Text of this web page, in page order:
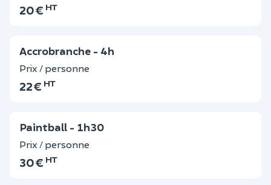
20 € HT
Accrobranche - 4h
Prix / personne
22 € HT
Paintball - 1h30
Prix / personne
30 € HT